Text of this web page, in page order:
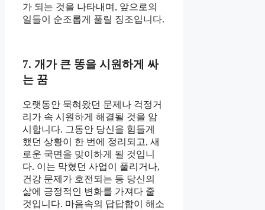
가 되는 것을 나타내며, 앞으로의
일들이 순조롭게 풀릴 징조입니다.
7. 개가 큰 똥을 시원하게 싸
는 꿈
오랫동안 묵혀왔던 문제나 걱정거
리가 속 시원하게 해결될 것을 암
시합니다. 그동안 당신을 힘들게
했던 상황이 한 번에 정리되고, 새
로운 국면을 맞이하게 될 것입니
다. 이는 막혔던 사업이 풀리거나,
건강 문제가 호전되는 등 당신의
삶에 긍정적인 변화를 가져다 줄
것입니다. 마음속의 답답함이 해소